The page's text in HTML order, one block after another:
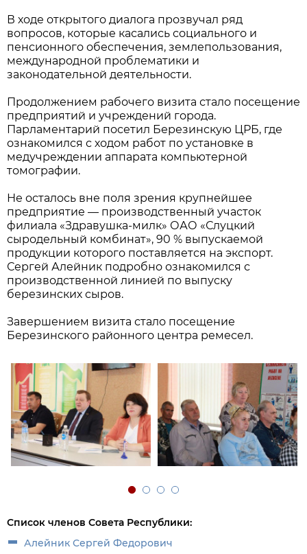
В ходе открытого диалога прозвучал ряд
вопросов, которые касались социального и
пенсионного обеспечения, землепользования,
международной проблематики и
законодательной деятельности.
Продолжением рабочего визита стало посещение
предприятий и учреждений города.
Парламентарий посетил Березинскую ЦРБ, где
ознакомился с ходом работ по установке в
медучреждении аппарата компьютерной
томографии.
Не осталось вне поля зрения крупнейшее
предприятие — производственный участок
филиала «Здравушка-милк» ОАО «Слуцкий
сыродельный комбинат», 90 % выпускаемой
продукции которого поставляется на экспорт.
Сергей Алейник подробно ознакомился с
производственной линией по выпуску
березинских сыров.
Завершением визита стало посещение
Березинского районного центра ремесел.
Список членов Совета Республики:
Алейник Сергей Федорович